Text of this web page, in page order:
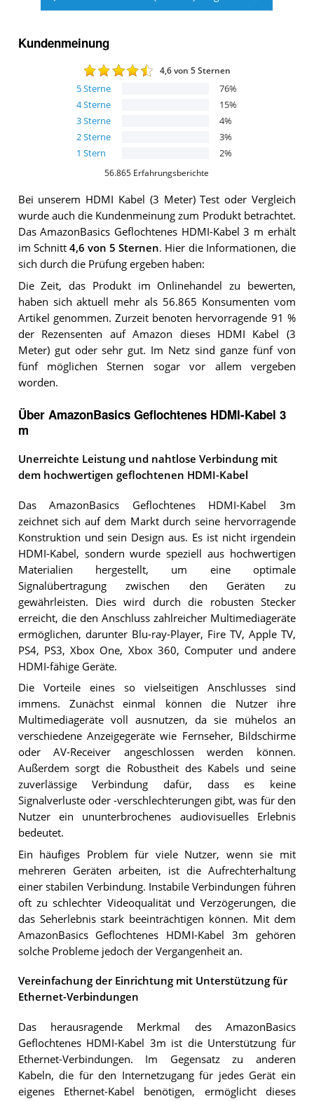
Kundenmeinung
4,6von 5 Sternen
5Sterne 76%
4Sterne 15%
3Sterne 4%
2Sterne 3%
1 Stern 2%
56.865 Erfahrungsberichte
Bei unserem HDMI Kabel (3 Meter)Test oder Vergleich
wurde auch die Kundenmeinung zum Produkt betrachtet.
Das AmazonBasics Geflochtenes HDMI-Kabel 3 m erhält
im Schnitt 4,6 von 5 Sternen. Hier die Informationen, die
sich durch die Prüfung ergeben haben:
Die Zeit, das Produkt im Onlinehandel zu bewerten,
haben sich aktuell mehr als 56.865 Konsumenten vom
Artikel genommen. Zurzeit benoten hervorragende 91 %
der Rezensenten auf Amazon dieses HDMI Kabel (3
Meter) gut oder sehr gut. Im Netz sind ganze fünf von
fünf möglichen Sternen sogar vor allem vergeben
worden.
Über AmazonBasics Geflochtenes HDMI-Kabel 3
m
Unerreichte Leistung und nahtlose Verbindung mit
dem hochwertigen geflochtenen HDMI-Kabel
Das AmazonBasics Geflochtenes HDMI-Kabel 3m
zeichnet sich auf dem Markt durch seine hervorragende
Konstruktion und sein Design aus. Es ist nicht irgendein
HDMI-Kabel, sondern wurde speziell aus hochwertigen
Materialien hergestellt, um eine optimale
Signalübertragung zwischen den Geräten zu
gewährleisten. Dies wird durch die robusten Stecker
erreicht, die den Anschluss zahlreicher Multimediageräte
ermöglichen, darunter Blu-ray-Player, Fire TV, Apple TV,
PS4, PS3, Xbox One, Xbox 360, Computer und andere
HDMI-fähige Geräte.
Die Vorteile eines so vielseitigen Anschlusses sind
immens. Zunächst einmal können die Nutzer ihre
Multimediageräte voll ausnutzen, da sie mühelos an
verschiedene Anzeigegeräte wie Fernseher, Bildschirme
oder AV-Receiver angeschlossen werden können.
Außerdem sorgt die Robustheit des Kabels und seine
zuverlässige Verbindung dafür, dass es keine
Signalverluste oder -verschlechterungen gibt, was für den
Nutzer ein ununterbrochenes audiovisuelles Erlebnis
bedeutet.
Ein häufiges Problem für viele Nutzer, wenn sie mit
mehreren Geräten arbeiten, ist die Aufrechterhaltung
einer stabilen Verbindung. Instabile Verbindungen führen
oft zu schlechter Videoqualität und Verzögerungen, die
das Seherlebnis stark beeinträchtigen können. Mit dem
AmazonBasics Geflochtenes HDMI-Kabel 3m gehören
solche Probleme jedoch der Vergangenheit an.
Vereinfachung der Einrichtung mit Unterstützung für
Ethernet-Verbindungen
Das herausragende Merkmal des AmazonBasics
Geflochtenes HDMI-Kabel 3m ist die Unterstützung für
Ethernet-Verbindungen. Im Gegensatz zu anderen
Kabeln, die für den Internetzugang für jedes Gerät ein
eigenes Ethernet-Kabel benötigen, ermöglicht dieses